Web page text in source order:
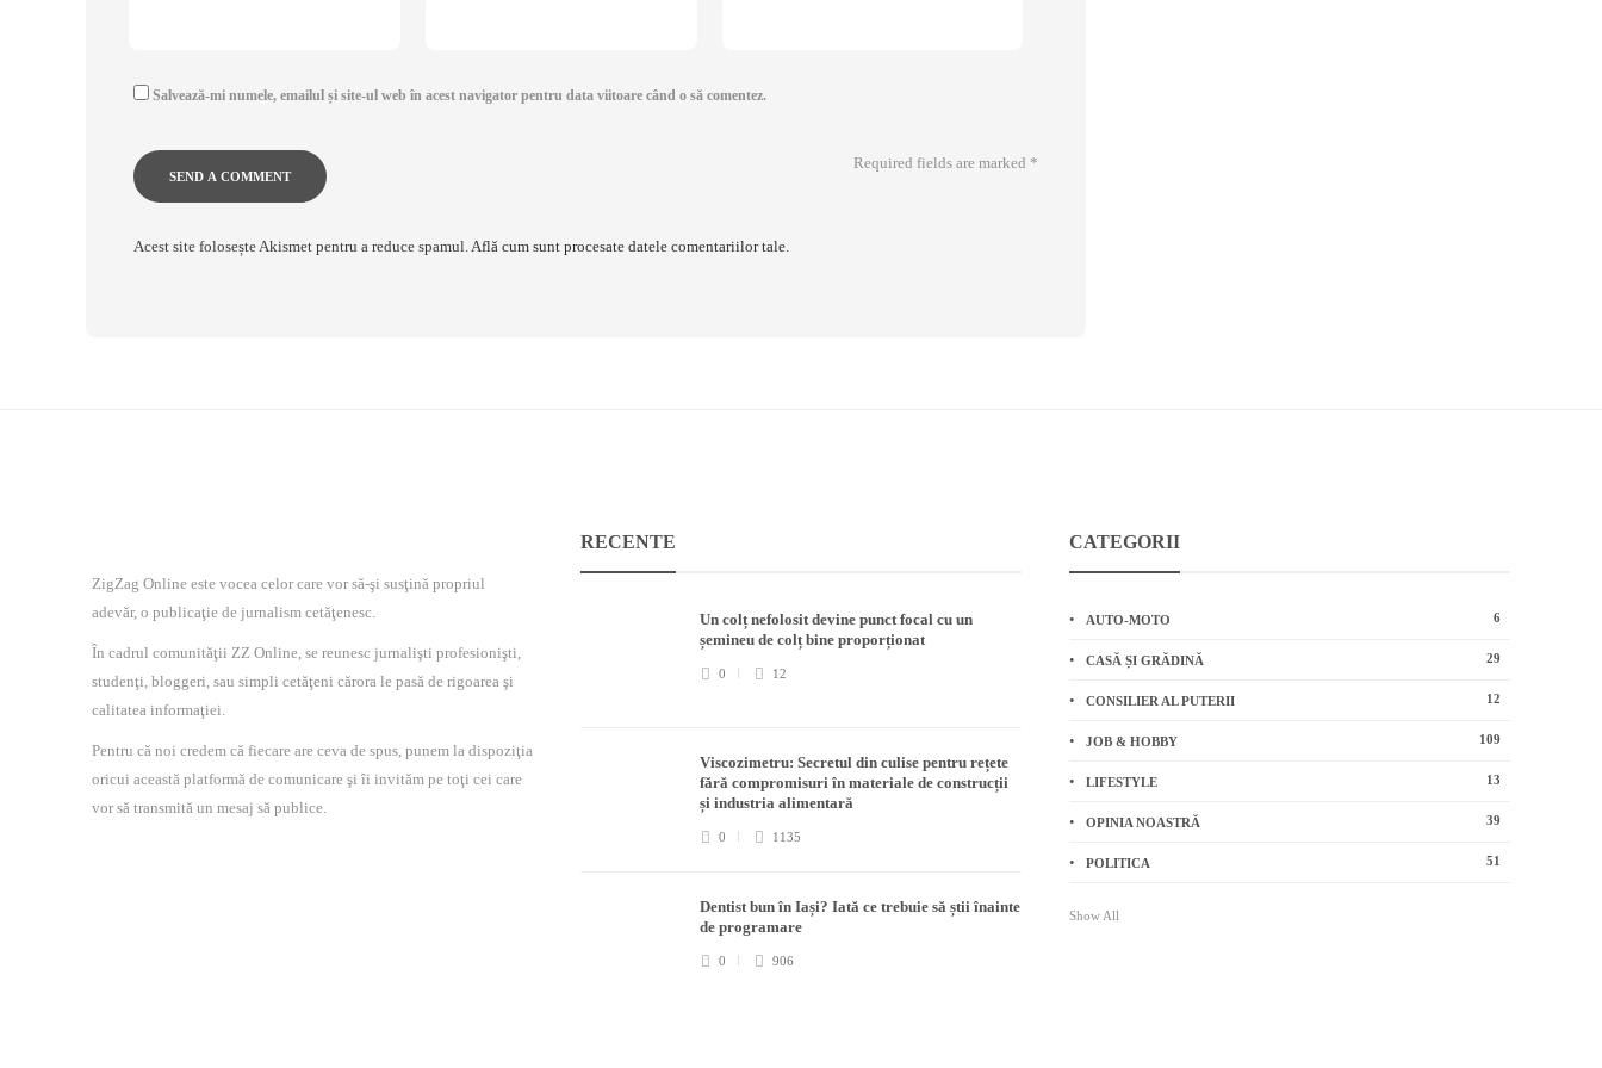
Salvează-mi numele, emailul și site-ul web în acest navigator pentru data viitoare când o să comentez.
Required fields are marked *
Acest site folosește Akismet pentru a reduce spamul. Află cum sunt procesate datele comentariilor tale
ZigZag Online este vocea celor care vor să-şi susţină propriul
adevăr, o publicaţie de jurnalism cetăţenesc.
În cadrul comunităţii ZZ Online, se reunesc jurnalişti profesionişti,
studenţi, bloggeri, sau simpli cetăţeni cărora le pasă de rigoarea şi
calitatea informaţiei.
Pentru că noi credem că fiecare are ceva de spus, punem la dispoziţia
oricui această platformă de comunicare şi îi invităm pe toţi cei care
vor să transmită un mesaj să publice.
RECENTE
Un colț nefolosit devine punct focal cu un
șemineu de colț bine proporționat
0 12
Viscozimetru: Secretul din culise pentru rețete
fără compromisuri în materiale de construcții
și industria alimentară
0 1135
Dentist bun în Iași? Iată ce trebuie să știi înainte
de programare
0 906
CATEGORII
AUTO-MOTO 6
CASĂ ȘI GRĂDINĂ 29
CONSILIER AL PUTERII 12
JOB & HOBBY 109
LIFESTYLE 13
OPINIA NOASTRĂ 39
POLITICA 51
Show All